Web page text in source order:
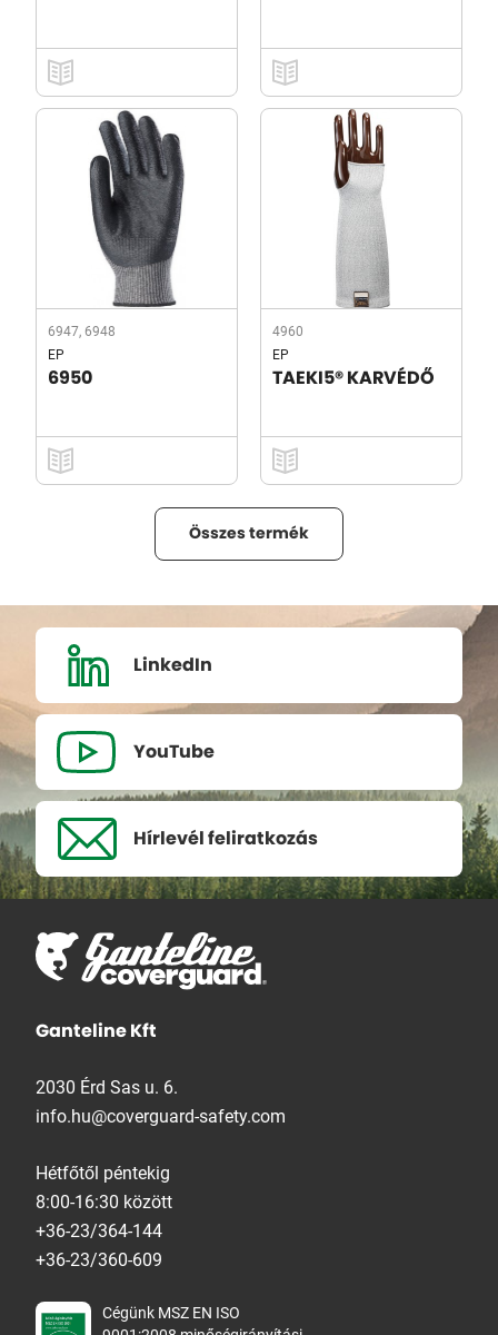
6947, 6948
EP
6950
4960
EP
TAEKI5® KARVÉDŐ
Összes termék
LinkedIn
YouTube
Hírlevél feliratkozás
Ganteline Kft
2030 Érd Sas u. 6.
info.hu@coverguard-safety.com
Hétfőtől péntekig
8:00-16:30 között
+36-23/364-144
+36-23/360-609
Cégünk MSZ EN ISO